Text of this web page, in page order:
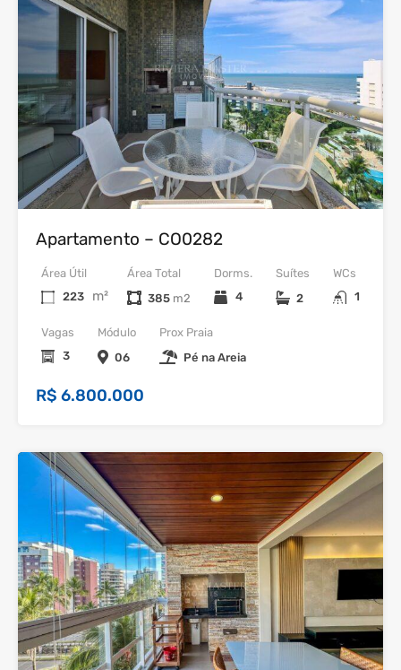
Venda
Apartamento – CO0282
Dorms.
4
WCs
1
Área Útil
223
m²
Vagas
3
Área Total
385
Suítes
2
Módulo
06
Prox Praia
Pé na Areia
R$ 6.800.000
24